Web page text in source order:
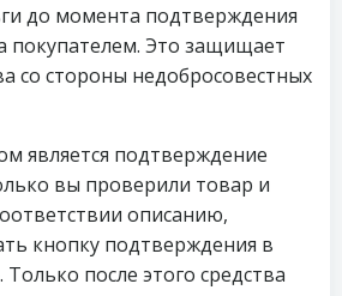
до момента подтверждения
покупателем. Это защищает
со стороны недобросовестных
является подтверждение
вы проверили товар и
описанию,
кнопку подтверждения в
после этого средства